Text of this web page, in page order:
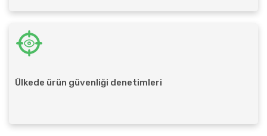
Ülkede ürün güvenliği denetimleri